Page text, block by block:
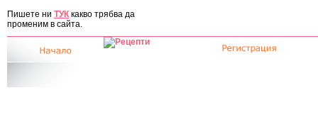
Пишете ни ТУК какво трябва да
променим в сайта.